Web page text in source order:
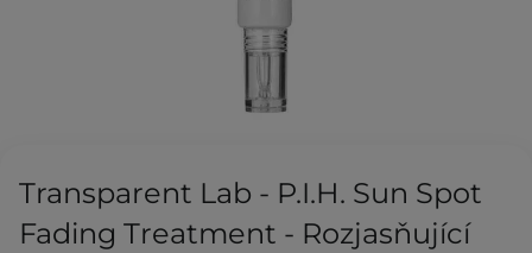
Transparent Lab - P.I.H. Sun Spot
Fading Treatment - Rozjasňující